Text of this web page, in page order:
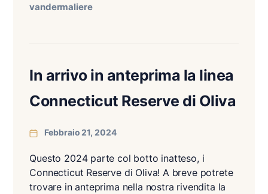
vandermaliere
In arrivo in anteprima la linea
Connecticut Reserve di Oliva
Febbraio 21, 2024
Questo 2024 parte col botto inatteso, i
Connecticut Reserve di Oliva! A breve potrete
trovare in anteprima nella nostra rivendita la